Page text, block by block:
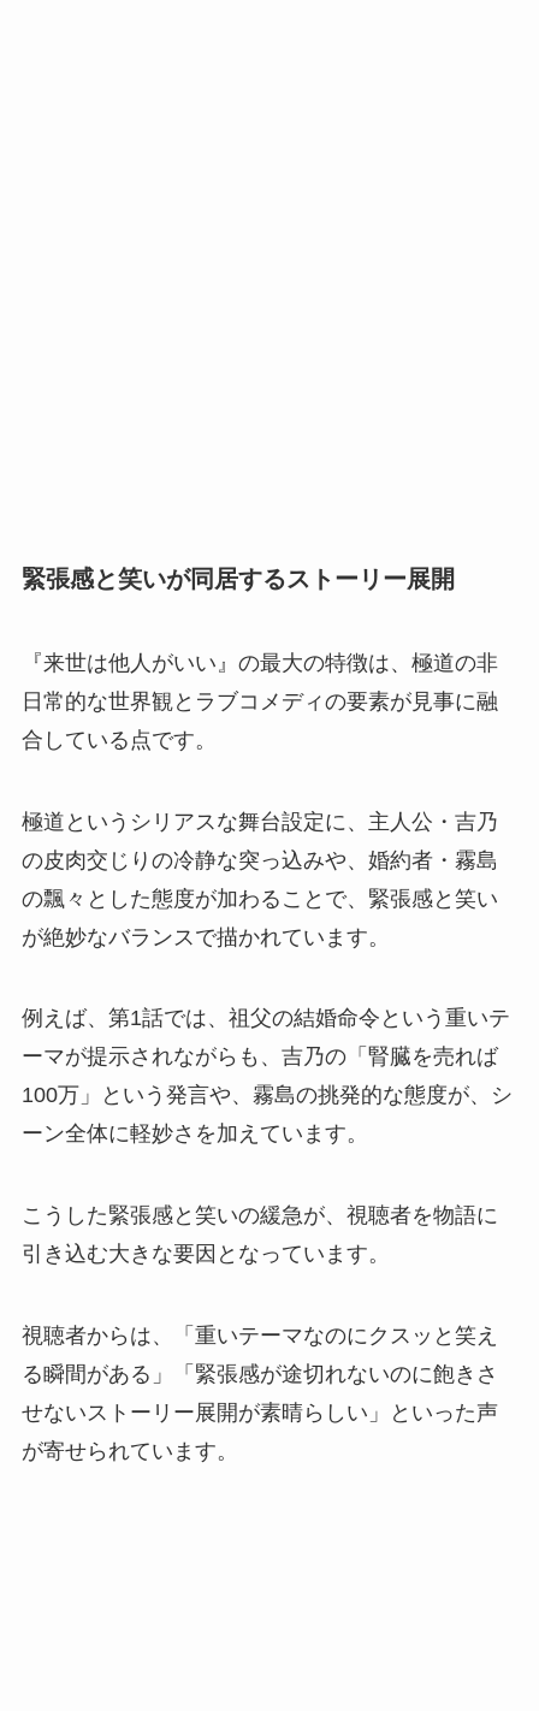
緊張感と笑いが同居するストーリー展開
『来世は他人がいい』の最大の特徴は、極道の非
日常的な世界観とラブコメディの要素が見事に融
合している点です。
極道というシリアスな舞台設定に、主人公・吉乃
の皮肉交じりの冷静な突っ込みや、婚約者・霧島
の飄々とした態度が加わることで、緊張感と笑い
が絶妙なバランスで描かれています。
例えば、第1話では、祖父の結婚命令という重いテ
ーマが提示されながらも、吉乃の「腎臓を売れば
100万」という発言や、霧島の挑発的な態度が、シ
ーン全体に軽妙さを加えています。
こうした緊張感と笑いの緩急が、視聴者を物語に
引き込む大きな要因となっています。
視聴者からは、「重いテーマなのにクスッと笑え
る瞬間がある」「緊張感が途切れないのに飽きさ
せないストーリー展開が素晴らしい」といった声
が寄せられています。